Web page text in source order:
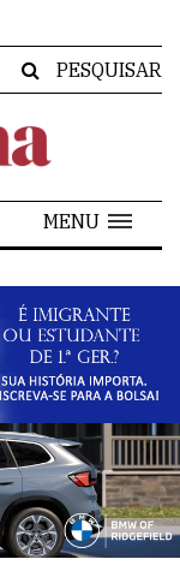
PESQUISAR
MENU